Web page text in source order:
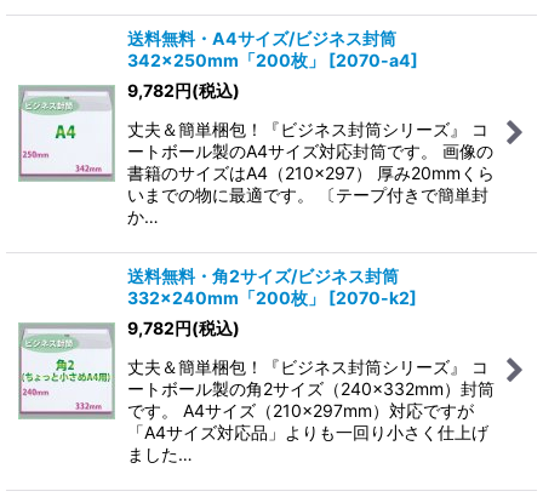
送料無料・A4サイズ/ビジネス封筒
342×250mm「200枚」
[2070-a4]
9,782円(税込)
丈夫＆簡単梱包！『ビジネス封筒シリーズ』 コ
ートボール製のA4サイズ対応封筒です。 画像の
書籍のサイズはA4（210×297） 厚み20mmくら
いまでの物に最適です。 〔テープ付きで簡単封
か…
送料無料・角2サイズ/ビジネス封筒
332×240mm「200枚」
[2070-k2]
9,782円(税込)
丈夫＆簡単梱包！『ビジネス封筒シリーズ』 コ
ートボール製の角2サイズ（240×332mm）封筒
です。 A4サイズ（210×297mm）対応ですが
「A4サイズ対応品」よりも一回り小さく仕上げ
ました…